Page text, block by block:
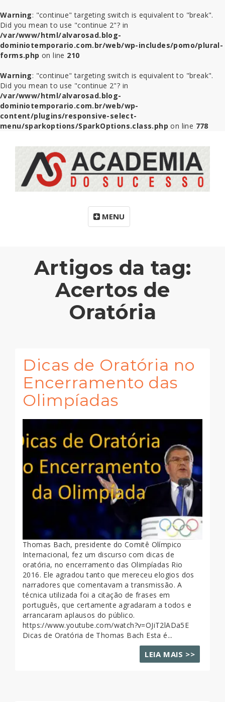
Warning: "continue" targeting switch is equivalent to "break".
Did you mean to use "continue 2"? in
/var/www/html/alvarosad.blog-
dominiotemporario.com.br/web/wp-includes/pomo/plural-
forms.php on line 210
Warning: "continue" targeting switch is equivalent to "break".
Did you mean to use "continue 2"? in
/var/www/html/alvarosad.blog-
dominiotemporario.com.br/web/wp-
content/plugins/responsive-select-
menu/sparkoptions/SparkOptions.class.php on line 778
MENU
Artigos da tag:
Acertos de
Oratória
Dicas de Oratória no
Encerramento das
Olimpíadas
Thomas Bach, presidente do Comitê Olímpico
Internacional, fez um discurso com dicas de
oratória, no encerramento das Olimpíadas Rio
2016. Ele agradou tanto que mereceu elogios dos
narradores que comentavam a transmissão. A
técnica utilizada foi a citação de frases em
português, que certamente agradaram a todos e
arrancaram aplausos do público.
https://www.youtube.com/watch?v=OJiT2lADa5E
Dicas de Oratória de Thomas Bach Esta é...
LEIA MAIS >>